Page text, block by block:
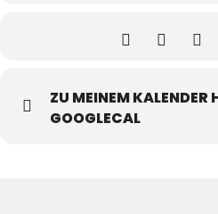
ZU MEINEM KALENDER
GOOGLECAL